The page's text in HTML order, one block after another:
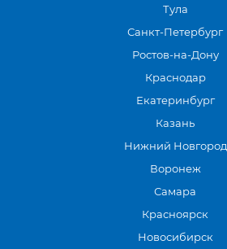
Тула
Санкт-Петербург
Ростов-на-Дону
Краснодар
Екатеринбург
Казань
Нижний Новгород
Воронеж
Самара
Красноярск
Новосибирск